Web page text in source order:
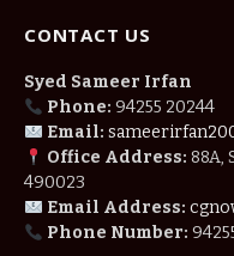
CONTACT US
Syed Sameer Irfan
Phone: 94255 20244
Email:
Office Address: 88A,
490023
Email Address:
Phone Number: